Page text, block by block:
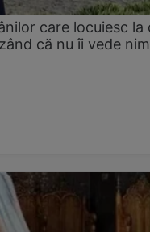
care locuiesc la
că nu îi vede